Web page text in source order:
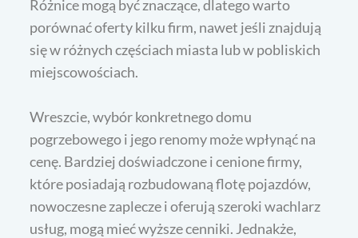
Różnice mogą być znaczące, dlatego warto
porównać oferty kilku firm, nawet jeśli znajdują
się w różnych częściach miasta lub w pobliskich
miejscowościach.
Wreszcie, wybór konkretnego domu
pogrzebowego i jego renomy może wpłynąć na
cenę. Bardziej doświadczone i cenione firmy,
które posiadają rozbudowaną flotę pojazdów,
nowoczesne zaplecze i oferują szeroki wachlarz
usług, mogą mieć wyższe cenniki. Jednakże,